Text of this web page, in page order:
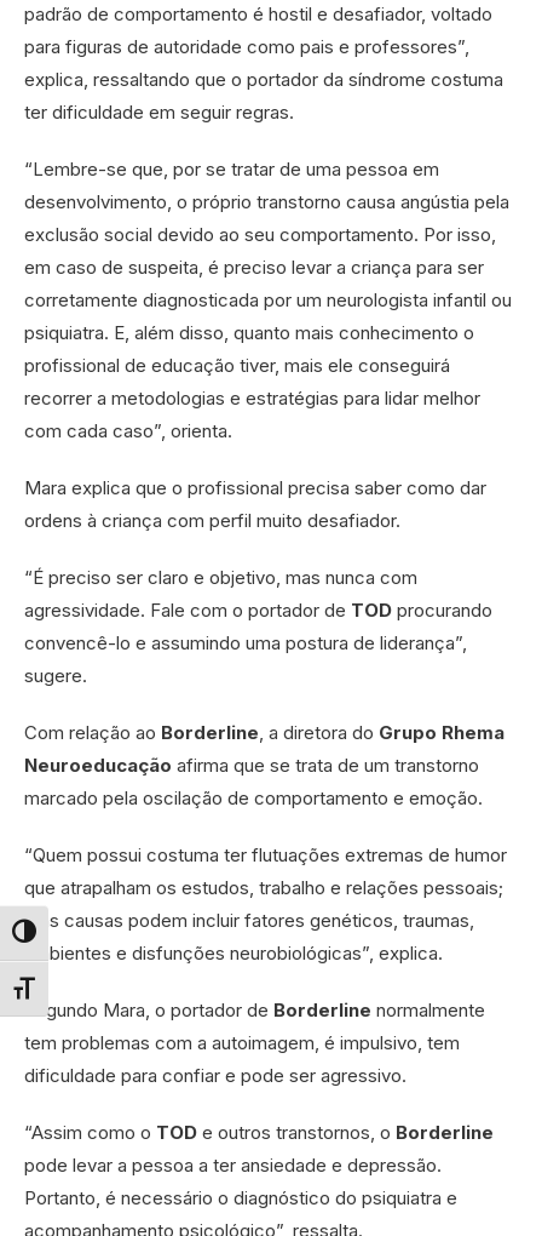
Alternar alto contraste
Alternar tamanho da fonte
padrão de comportamento é hostil e desafiador, voltado
para figuras de autoridade como pais e professores”,
explica, ressaltando que o portador da síndrome costuma
ter dificuldade em seguir regras.
“Lembre-se que, por se tratar de uma pessoa em
desenvolvimento, o próprio transtorno causa angústia pela
exclusão social devido ao seu comportamento. Por isso,
em caso de suspeita, é preciso levar a criança para ser
corretamente diagnosticada por um neurologista infantil ou
psiquiatra. E, além disso, quanto mais conhecimento o
profissional de educação tiver, mais ele conseguirá
recorrer a metodologias e estratégias para lidar melhor
com cada caso”, orienta.
Mara explica que o profissional precisa saber como dar
ordens à criança com perfil muito desafiador.
“É preciso ser claro e objetivo, mas nunca com
agressividade. Fale com o portador de TOD procurando
convencê-lo e assumindo uma postura de liderança”,
sugere.
Com relação ao Borderline , a diretora do Grupo Rhema
Neuroeducação afirma que se trata de um transtorno
marcado pela oscilação de comportamento e emoção.
“Quem possui costuma ter flutuações extremas de humor
que atrapalham os estudos, trabalho e relações pessoais;
e as causas podem incluir fatores genéticos, traumas,
ambientes e disfunções neurobiológicas”, explica.
Segundo Mara, o portador de Borderline normalmente
tem problemas com a autoimagem, é impulsivo, tem
dificuldade para confiar e pode ser agressivo.
“Assim como o TOD e outros transtornos, o Borderline
pode levar a pessoa a ter ansiedade e depressão.
Portanto, é necessário o diagnóstico do psiquiatra e
acompanhamento psicológico”, ressalta.